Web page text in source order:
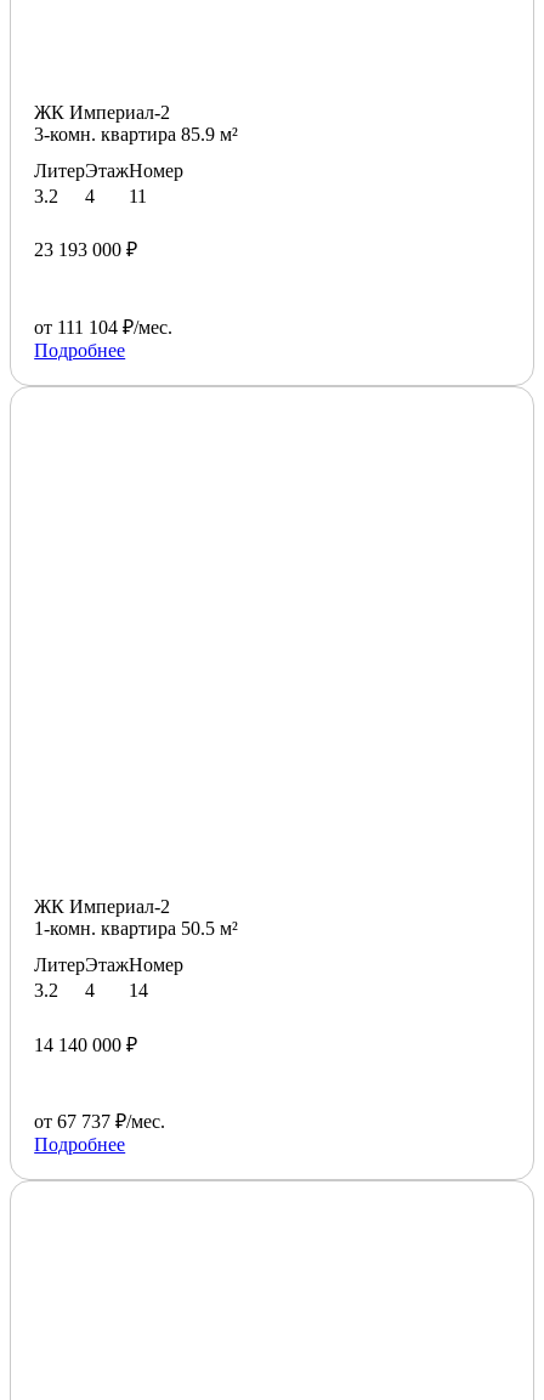
ЖК Империал-2
3-комн. квартира 85.9 м²
Литер
3.2
Этаж
4
Номер
11
23 193 000 ₽
от 111 104 ₽/мес.
Подробнее
ЖК Империал-2
1-комн. квартира 50.5 м²
Литер
3.2
Этаж
4
Номер
14
14 140 000 ₽
от 67 737 ₽/мес.
Подробнее